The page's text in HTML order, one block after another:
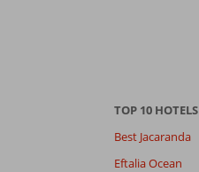
TOP 10 HOTELS
Best Jacaranda
Eftalia Ocean